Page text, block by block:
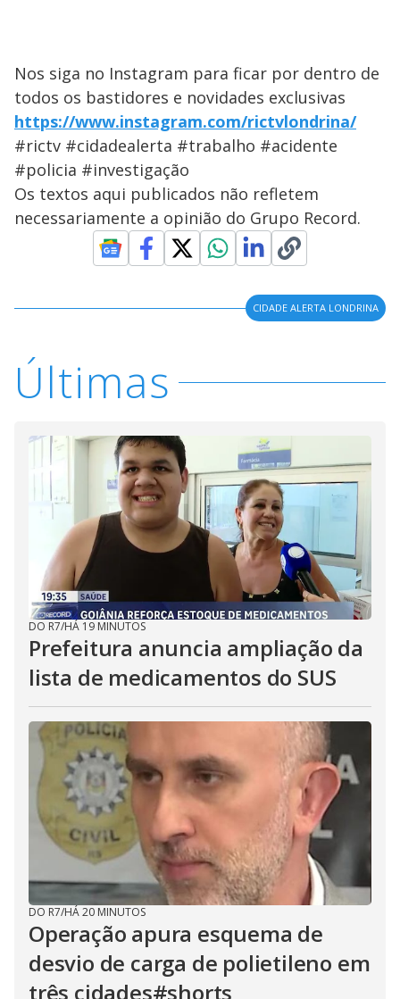
Nos siga no Instagram para ficar por dentro de
todos os bastidores e novidades exclusivas
https://www.instagram.com/rictvlondrina/
#rictv #cidadealerta #trabalho #acidente
#policia #investigação
Os textos aqui publicados não refletem
necessariamente a opinião do Grupo Record.
CIDADE ALERTA LONDRINA
Últimas
DO R7/HÁ 19 MINUTOS
Prefeitura anuncia ampliação da
lista de medicamentos do SUS
DO R7/HÁ 20 MINUTOS
Operação apura esquema de
desvio de carga de polietileno em
três cidades#shorts